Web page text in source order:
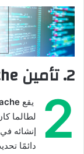
2. تأمين Apache
2 يقع
لطالما
إنشائه
دائمًا